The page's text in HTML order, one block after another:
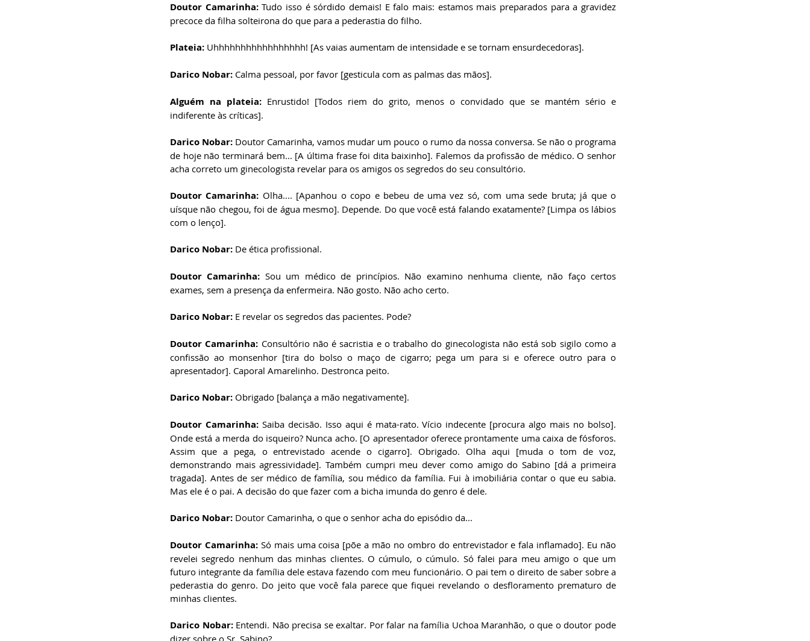
Doutor Camarinha: Tudo isso é sórdido demais! E falo mais: estamos mais preparados para a gravidez
precoce da filha solteirona do que para a pederastia do filho.
Plateia: Uhhhhhhhhhhhhhhhhh! [As vaias aumentam de intensidade e se tornam ensurdecedoras].
Darico Nobar: Calma pessoal, por favor [gesticula com as palmas das mãos].
Alguém na plateia: Enrustido! [Todos riem do grito, menos o convidado que se mantém sério e
indiferente às críticas].
Darico Nobar: Doutor Camarinha, vamos mudar um pouco o rumo da nossa conversa. Se não o programa
de hoje não terminará bem... [A última frase foi dita baixinho]. Falemos da profissão de médico. O senhor
acha correto um ginecologista revelar para os amigos os segredos do seu consultório.
Doutor Camarinha: Olha.... [Apanhou o copo e bebeu de uma vez só, com uma sede bruta; já que o
uísque não chegou, foi de água mesmo]. Depende. Do que você está falando exatamente? [Limpa os lábios
com o lenço].
Darico Nobar: De ética profissional.
Doutor Camarinha: Sou um médico de princípios. Não examino nenhuma cliente, não faço certos
exames, sem a presença da enfermeira. Não gosto. Não acho certo.
Darico Nobar: E revelar os segredos das pacientes. Pode?
Doutor Camarinha: Consultório não é sacristia e o trabalho do ginecologista não está sob sigilo como a
confissão ao monsenhor [tira do bolso o maço de cigarro; pega um para si e oferece outro para o
apresentador]. Caporal Amarelinho. Destronca peito.
Darico Nobar: Obrigado [balança a mão negativamente].
Doutor Camarinha: Saiba decisão. Isso aqui é mata-rato. Vício indecente [procura algo mais no bolso].
Onde está a merda do isqueiro? Nunca acho. [O apresentador oferece prontamente uma caixa de fósforos.
Assim que a pega, o entrevistado acende o cigarro]. Obrigado. Olha aqui [muda o tom de voz,
demonstrando mais agressividade]. Também cumpri meu dever como amigo do Sabino [dá a primeira
tragada]. Antes de ser médico de família, sou médico da família. Fui à imobiliária contar o que eu sabia.
Mas ele é o pai. A decisão do que fazer com a bicha imunda do genro é dele.
Darico Nobar: Doutor Camarinha, o que o senhor acha do episódio da...
Doutor Camarinha: Só mais uma coisa [põe a mão no ombro do entrevistador e fala inflamado]. Eu não
revelei segredo nenhum das minhas clientes. O cúmulo, o cúmulo. Só falei para meu amigo o que um
futuro integrante da família dele estava fazendo com meu funcionário. O pai tem o direito de saber sobre a
pederastia do genro. Do jeito que você fala parece que fiquei revelando o desfloramento prematuro de
minhas clientes.
Darico Nobar: Entendi. Não precisa se exaltar. Por falar na família Uchoa Maranhão, o que o doutor pode